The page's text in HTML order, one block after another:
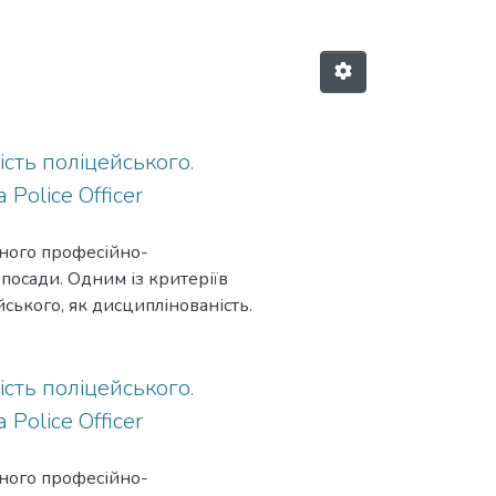
поліцейського.
Police Officer
професійно-
Одним із критеріїв
як дисциплінованість.
комплекс
гіпотетично-
поліцейського», що є
дотримуватися
поліцейського.
Police Officer
професійно-